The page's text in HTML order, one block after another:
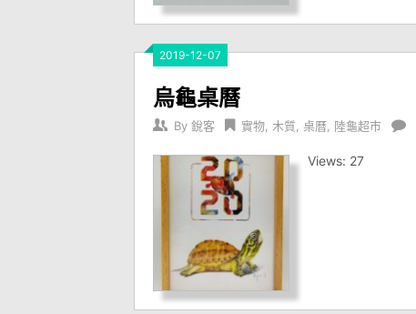
2019-12-07
烏龜桌曆
By 銳客 實物 木質 桌曆 陸龜超市
Views: 27